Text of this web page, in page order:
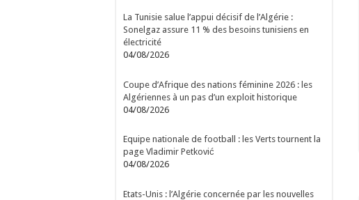
La Tunisie salue l’appui décisif de l’Algérie :
Sonelgaz assure 11 % des besoins tunisiens en
électricité
04/08/2026
Coupe d’Afrique des nations féminine 2026 : les
Algériennes à un pas d’un exploit historique
04/08/2026
Equipe nationale de football : les Verts tournent la
page Vladimir Petković
04/08/2026
Etats-Unis : l’Algérie concernée par les nouvelles